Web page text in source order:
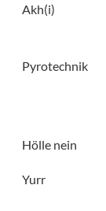
Akh(i)
Pyrotechnik
Hölle nein
Yurr